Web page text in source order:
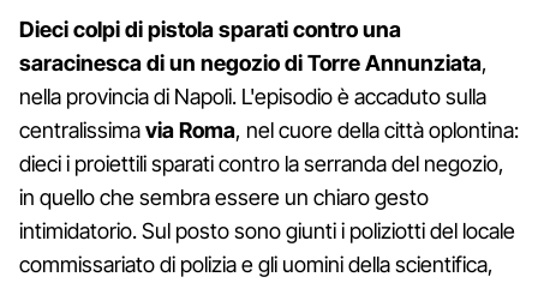
Dieci colpi di pistola sparati contro una
saracinesca di un negozio di Torre Annunziata,
nella provincia di Napoli. L'episodio è accaduto sulla
centralissimavia Roma, nel cuore della città oplontina:
dieci i proiettili sparati contro la serranda del negozio,
in quello che sembra essere un chiaro gesto
intimidatorio. Sul posto sono giunti i poliziotti del locale
commissariato di polizia e gli uomini della scientifica,